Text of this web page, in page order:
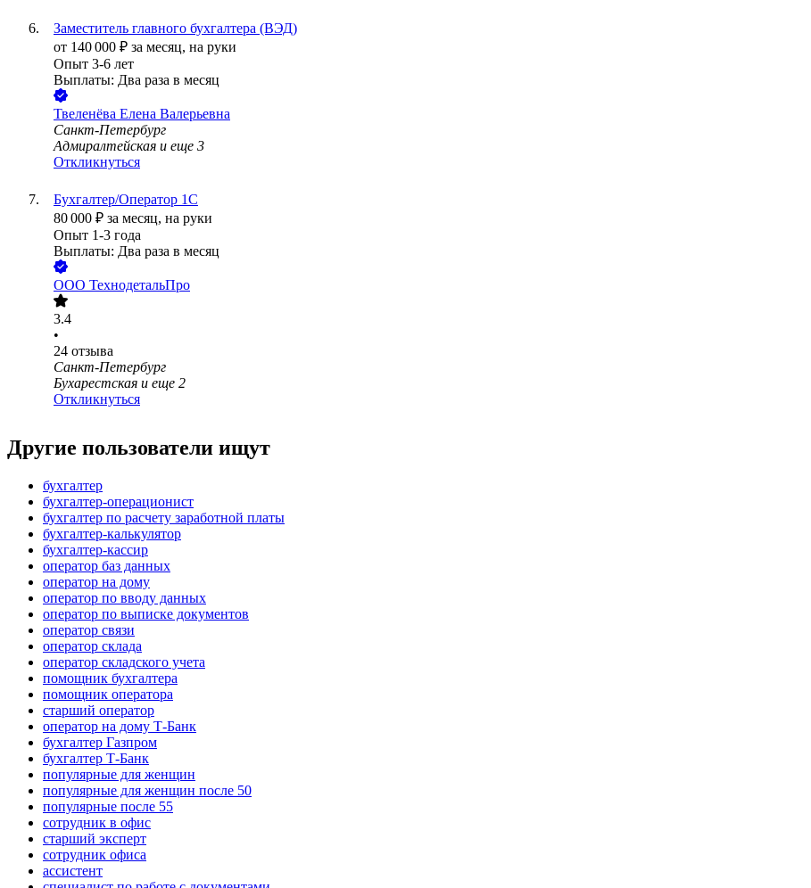
Заместитель главного бухгалтера (ВЭД)
от 140 000 ₽ за месяц, на руки
Опыт 3-6 лет
Выплаты: Два раза в месяц
Твеленёва Елена Валерьевна
Санкт-Петербург
Адмиралтейская и еще 3
Откликнуться
Бухгалтер/Оператор 1С
80 000 ₽ за месяц, на руки
Опыт 1-3 года
Выплаты: Два раза в месяц
ООО ТехнодетальПро
3.4
•
24 отзыва
Санкт-Петербург
Бухарестская и еще 2
Откликнуться
Другие пользователи ищут
бухгалтер
бухгалтер-операционист
бухгалтер по расчету заработной платы
бухгалтер-калькулятор
бухгалтер-кассир
оператор баз данных
оператор на дому
оператор по вводу данных
оператор по выписке документов
оператор связи
оператор склада
оператор складского учета
помощник бухгалтера
помощник оператора
старший оператор
оператор на дому Т-Банк
бухгалтер Газпром
бухгалтер Т-Банк
популярные для женщин
популярные для женщин после 50
популярные после 55
сотрудник в офис
старший эксперт
сотрудник офиса
ассистент